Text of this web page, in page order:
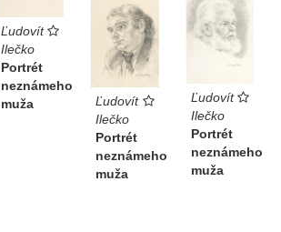
Ľudovít
Ilečko
Portrét
neznámeho
muža
Ľudovít
Ilečko
Portrét
neznámeho
muža
Ľudovít
Ilečko
Portrét
neznámeho
muža